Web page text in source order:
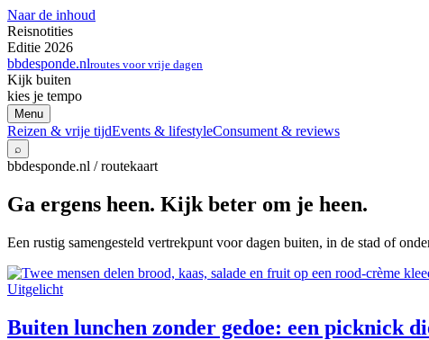
Naar de inhoud
Reisnotities
Editie 2026
bbdesponde.nlroutes voor vrije dagen
Kijk buiten
kies je tempo
Menu
Reizen & vrije tijdEvents & lifestyleConsument & reviews
⌕
bbdesponde.nl / routekaart
Ga ergens heen. Kijk beter om je heen.
Een rustig samengesteld vertrekpunt voor dagen buiten, in de stad of
Uitgelicht
Buiten lunchen zonder gedoe: een picknick